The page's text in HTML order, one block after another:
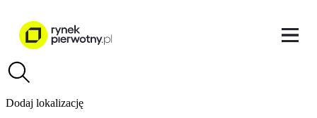
Dodaj lokalizację